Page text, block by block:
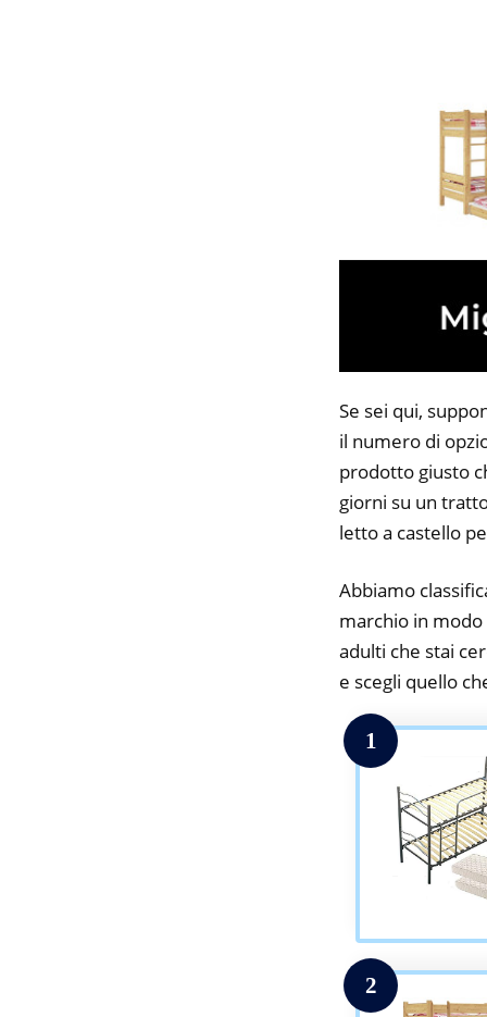
Se sei qui,
il numero di
prodotto giusto
giorni su un
letto a castello
Abbiamo
marchio in
adulti che stai
e scegli quello
1
2